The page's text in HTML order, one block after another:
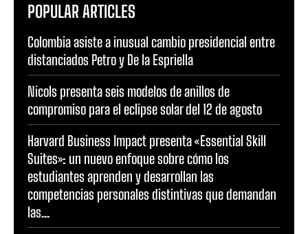
POPULAR ARTICLES
Colombia asiste a inusual cambio presidencial entre
distanciados Petro y De la Espriella
Nicols presenta seis modelos de anillos de
compromiso para el eclipse solar del 12 de agosto
Harvard Business Impact presenta «Essential Skill
Suites»: un nuevo enfoque sobre cómo los
estudiantes aprenden y desarrollan las
competencias personales distintivas que demandan
las...